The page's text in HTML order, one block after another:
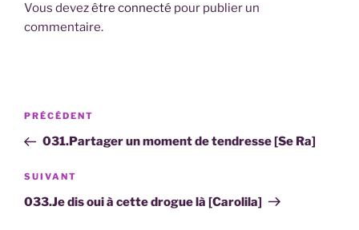
Vous devezêtre connecté pour publier un
commentaire.
Navigation
l’article
Article
précédent
PRÉCÉDENT
031.Partager un moment de tendresse [Se Ra]
Article
suivant
SUIVANT
033.Je dis oui à cette drogue là [Carolila]